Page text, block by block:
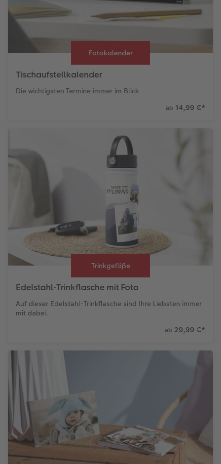
Fotokalender
Tischaufstellkalender
Die wichtigsten Termine immer im Blick
ab 14,99 €*
Trinkgefäße
Edelstahl-Trinkflasche mit Foto
Auf dieser Edelstahl-Trinkflasche sind Ihre Liebsten immer
mit dabei.
ab 29,99 €*